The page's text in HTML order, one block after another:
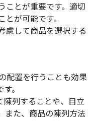
ことが重要です。適切
が可能です。
慮して商品を選択する
配置を行うことも効果
。
陳列することや、目立
また、商品の陳列方法